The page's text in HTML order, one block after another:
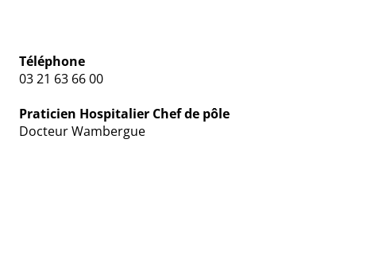
Téléphone
03 21 63 66 00
Praticien Hospitalier Chef de pôle
Docteur Wambergue